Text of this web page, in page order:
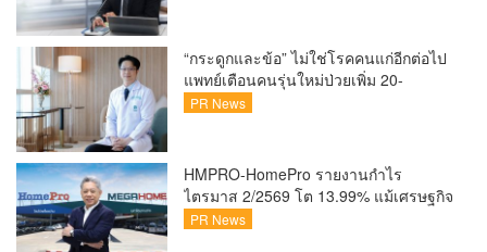
แล้ว
“กระดูกและข้อ” ไม่ใช่โรคคนแก่อีกต่อไป
แพทย์เตือนคนรุ่นใหม่ป่วยเพิ่ม 20-
30% เสี่ยง ‘ข้อเข่าเสื่อมก่อนวัย’ จาก
PR News
HMPRO-HomePro รายงานกำไร
ไตรมาส 2/2569 โต 13.99% แม้เศรษฐกิจ
ผันผวนเดินหน้าขยายสาขา เสริมพอร์ต
PR News